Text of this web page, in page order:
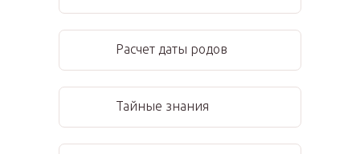
Расчет даты родов
Тайные знания